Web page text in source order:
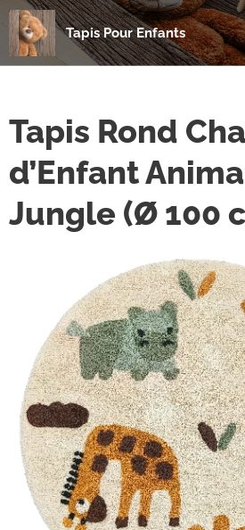
Tapis Pour Enfants
Tapis Rond
d’Enfant
Jungle (Ø 100